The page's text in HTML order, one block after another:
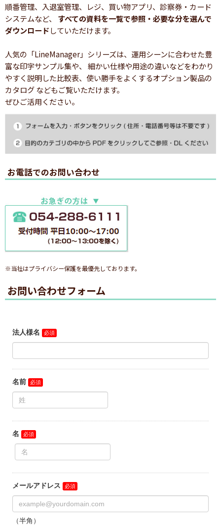
順番管理、入退室管理、レジ、買い物アプリ、診察券・カード
システムなど、 すべての資料を一覧で参照・必要な分を選んで
ダウンロードしていただけます。
人気の「LineManager」シリーズは、運用シーンに合わせた豊
富な印字サンプル集や、 細かい仕様や用途の違いなどをわかり
やすく説明した比較表、使い勝手をよくするオプション製品の
カタログ などもご覧いただけます。
ぜひご活用ください。
お電話でのお問い合わせ
※当社はプライバシー保護を最優先しております。
お問い合わせフォーム